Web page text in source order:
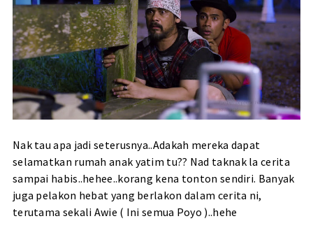
Nak tau apa jadi seterusnya..Adakah mereka dapat
selamatkan rumah anak yatim tu?? Nad taknak la cerita
sampai habis..hehee..korang kena tonton sendiri. Banyak
juga pelakon hebat yang berlakon dalam cerita ni,
terutama sekali Awie ( Ini semua Poyo )..hehe